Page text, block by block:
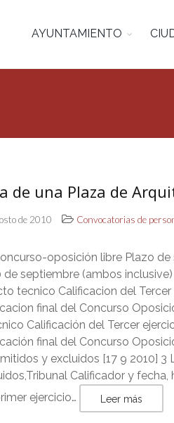
AYUNTAMIENTO
de una Plaza de
de 2010 Convocatorias de
oposición libre Plazo
de septiembre (ambos
tecnico Calificacion del
final del Concurso
Calificación del Tercer
final del Concurso
y excluidos [17 9 2010] 3
Calificador y fecha,
ejercicio…
Leer más